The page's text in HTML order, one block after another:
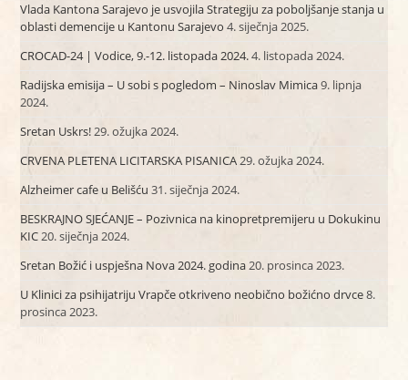
Vlada Kantona Sarajevo je usvojila Strategiju za poboljšanje stanja u
oblasti demencije u Kantonu Sarajevo 4. siječnja 2025.
CROCAD-24 | Vodice, 9.-12. listopada 2024.4. listopada 2024.
Radijska emisija – U sobi s pogledom – Ninoslav Mimica9. lipnja
2024.
Sretan Uskrs!29. ožujka 2024.
CRVENA PLETENA LICITARSKA PISANICA29. ožujka 2024.
Alzheimer cafe u Belišću 31. siječnja 2024.
BESKRAJNO SJEĆANJE – Pozivnica na kinopretpremijeru u Dokukinu
KIC20. siječnja 2024.
Sretan Božić i uspješna Nova 2024. godina20. prosinca 2023.
U Klinici za psihijatriju Vrapče otkriveno neobično božićno drvce8.
prosinca 2023.